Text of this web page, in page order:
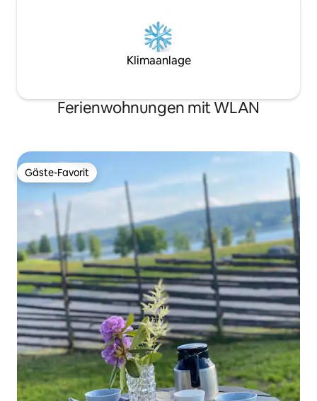
Klimaanlage
Ferienwohnungen mit WLAN
Gäste-Favorit
Gäste-Favorit